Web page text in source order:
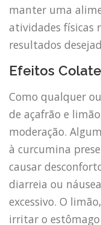
manter uma
atividades físicas
resultados
Efeitos
Como qualquer
de açafrão e
moderação.
à curcumina
causar
diarreia ou
excessivo. O
irritar o